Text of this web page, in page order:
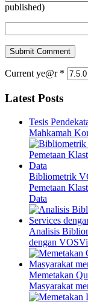
published)
Current ye@r *
Latest Posts
Tesis
Mahkamah
Bibliometrik
Pemetaan
Data
Analisis
dengan
Memetakan
Masyarakat